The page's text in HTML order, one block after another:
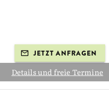
JETZT ANFRAGEN
Details und freie Termine